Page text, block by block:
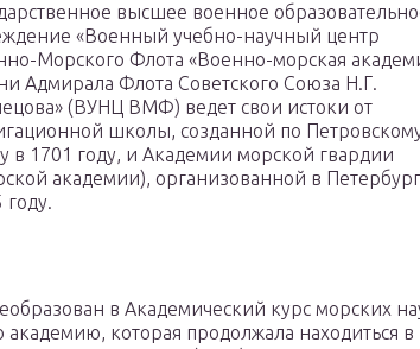
высшее военное
«Военный учебно-научный центр
Морского Флота «Военно-морская
Адмирала Флота Советского Союза Н.Г.
(ВУНЦ ВМФ) ведет свои истоки от
школы, созданной по
в 1701 году, и Академии морской гвардии
академии), организованной в
году.
в Академический курс морских
которая продолжала находиться в